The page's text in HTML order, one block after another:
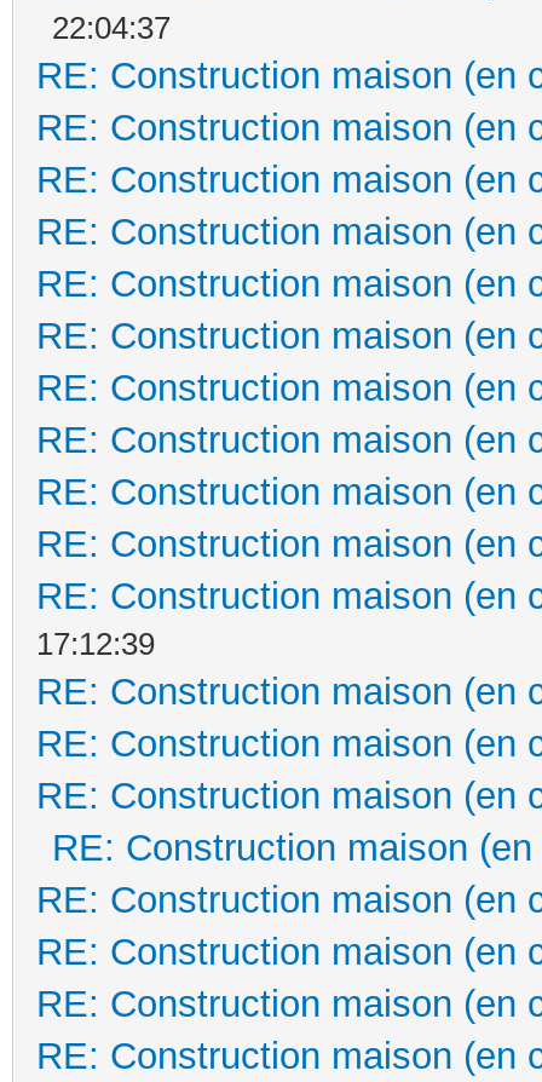
22:04:37
RE: Construction maison (en
RE: Construction maison (en
RE: Construction maison (en
RE: Construction maison (en
RE: Construction maison (en
RE: Construction maison (en
RE: Construction maison (en
RE: Construction maison (en
RE: Construction maison (en
RE: Construction maison (en
RE: Construction maison (en
17:12:39
RE: Construction maison (en
RE: Construction maison (en
RE: Construction maison (en
RE: Construction maison
RE: Construction maison (en
RE: Construction maison (en
RE: Construction maison (en
RE: Construction maison (en